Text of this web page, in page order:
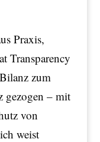
Praxis,
Transparency
zum
gezogen – mit
von
weist